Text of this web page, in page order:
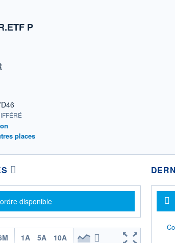
P
places
disponible
1A 5A 10A